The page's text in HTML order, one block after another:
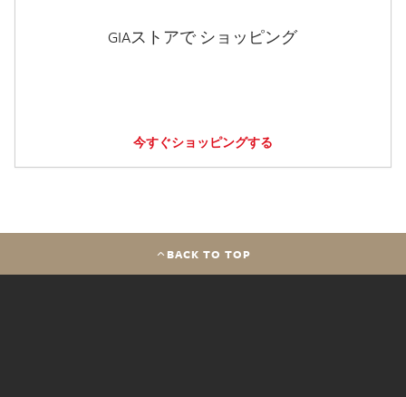
GIAストアで ショッピング
今すぐショッピングする
BACK TO TOP